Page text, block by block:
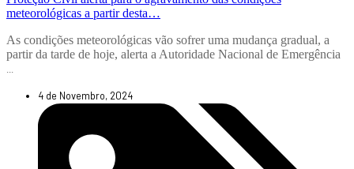
meteorológicas a partir desta…
As condições meteorológicas vão sofrer uma mudança gradual, a
partir da tarde de hoje, alerta a Autoridade Nacional de Emergência
...
4 de Novembro, 2024